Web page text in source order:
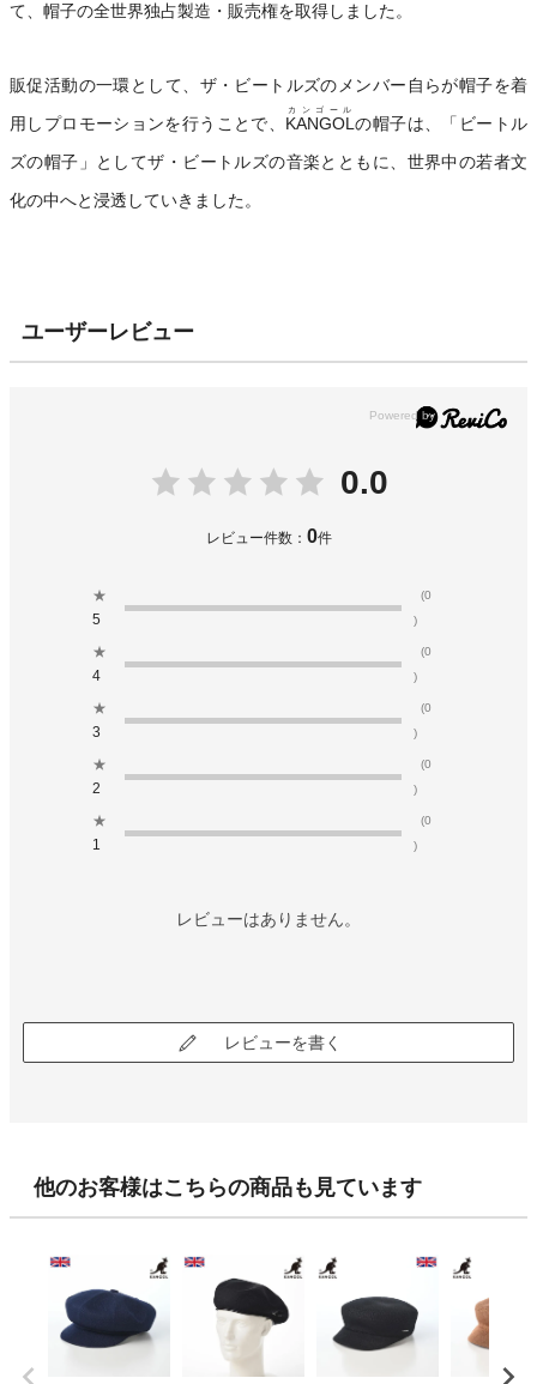
て、帽子の全世界独占製造・販売権を取得しました。
販促活動の一環として、ザ・ビートルズのメンバー自らが帽子を着
用しプロモーションを行うことで、 KANGOL
カンゴール
の帽子は、「ビートル
ズの帽子」としてザ・ビートルズの音楽とともに、世界中の若者文
化の中へと浸透していきました。
ユーザーレビュー
0.0
レビュー件数： 0件
★
5
(0
)
★
4
(0
)
★
3
(0
)
★
2
(0
)
★
1
(0
)
レビューはありません。
レビューを書く
他のお客様はこちらの商品も見ています